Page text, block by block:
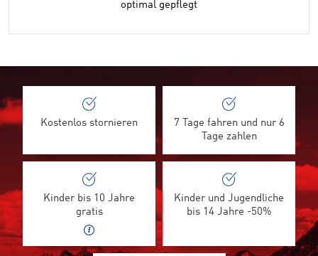
optimal gepflegt
Kostenlos stornieren
7 Tage fahren und nur 6
Tage zahlen
Kinder bis 10 Jahre
gratis
Kinder und Jugendliche
bis 14 Jahre -50%